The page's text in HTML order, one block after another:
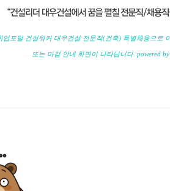
포털 건설워커 대우건설 전문직(건축) 특별채용으로
또는 마감 안내 화면이 나타납니다. powered